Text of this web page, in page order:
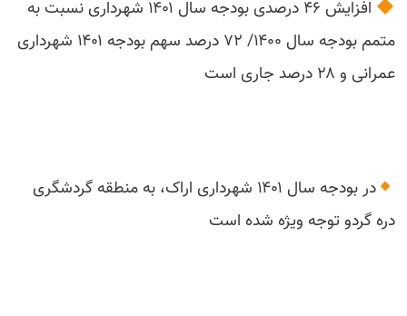
افزایش ۴۶ درصدی بودجه سال ۱۴۰۱ شهرداری نسبت به
متمم بودجه سال ۱۴۰۰/ ۷۲ درصد سهم بودجه ۱۴۰۱ شهرداری
عمرانی و ۲۸ درصد جاری است
در بودجه سال ۱۴۰۱ شهرداری اراک، به منطقه گردشگری
دره گردو توجه ویژه شده است